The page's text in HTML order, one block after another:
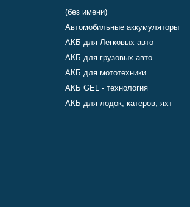
(без имени)
Автомобильные аккумуляторы
АКБ для Легковых авто
АКБ для грузовых авто
АКБ для мототехники
АКБ GEL - технология
АКБ для лодок, катеров, яхт